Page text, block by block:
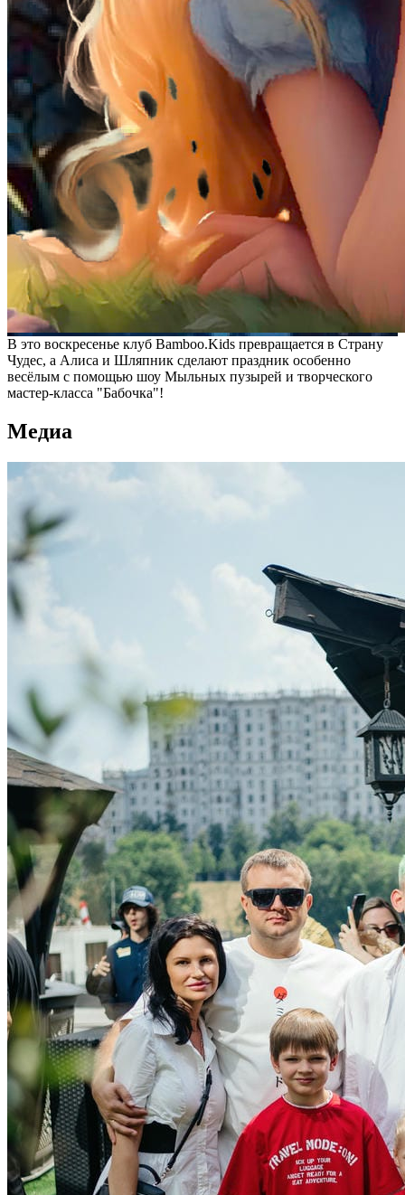
В это воскресенье клуб Bamboo.Kids превращается в Страну
Чудес, а Алиса и Шляпник сделают праздник особенно
весёлым с помощью шоу Мыльных пузырей и творческого
мастер-класса "Бабочка"!
Медиа